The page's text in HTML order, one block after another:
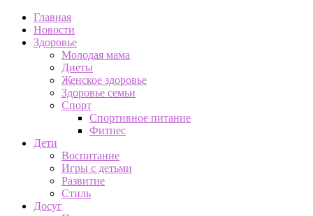
Главная
Новости
Здоровье
Молодая мама
Диеты
Женское здоровье
Здоровье семьи
Спорт
Спортивное питание
Фитнес
Дети
Воспитание
Игры с детьми
Развитие
Стиль
Досуг